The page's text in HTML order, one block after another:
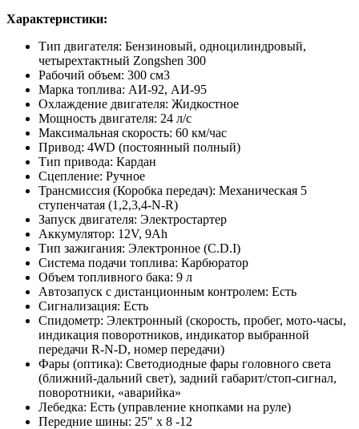
Характеристики:
Тип двигателя: Бензиновый, одноцилиндровый,
четырехтактный Zongshen 300
Рабочий объем: 300 см3
Марка топлива: АИ-92, АИ-95
Охлаждение двигателя: Жидкостное
Мощность двигателя: 24 л/с
Максимальная скорость: 60 км/час
Привод: 4WD (постоянный полный)
Тип привода: Кардан
Сцепление: Ручное
Трансмиссия (Коробка передач): Механическая 5
ступенчатая (1,2,3,4-N-R)
Запуск двигателя: Электростартер
Аккумулятор: 12V, 9Ah
Тип зажигания: Электронное (C.D.I)
Система подачи топлива: Карбюратор
Объем топливного бака: 9 л
Автозапуск с дистанционным контролем: Есть
Сигнализация: Есть
Спидометр: Электронный (скорость, пробег, мото-часы,
индикация поворотников, индикатор выбранной
передачи R-N-D, номер передачи)
Фары (оптика): Светодиодные фары головного света
(ближний-дальний свет), задний габарит/стоп-сигнал,
поворотники, «аварийка»
Лебедка: Есть (управление кнопками на руле)
Передние шины: 25" x 8 -12